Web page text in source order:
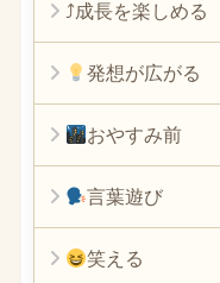
⤴︎成長を楽しめる
発想が広がる
おやすみ前
言葉遊び
笑える